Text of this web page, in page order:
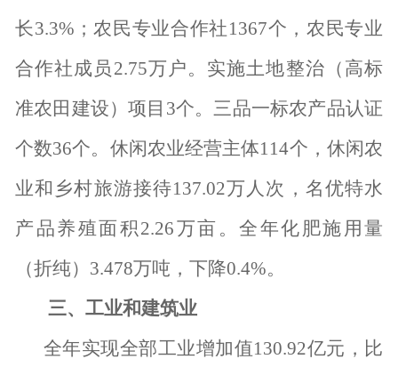
长3.3% ；农民专业合作社1367个，农民专业
合作社成员 2.75万户。实施土地整治（高标
准农田建设）项目 3个。三品一标农产品认证
个数36个。休闲农业经营主体114个，休闲农
业和乡村旅游接待137.02万人次，名优特水
产品养殖面积2.26万亩。全年化肥施用量
（折纯） 3.478万吨，下降0.4%。
三、工业和建筑业
全年实现全部工业增加值130.92亿元，比